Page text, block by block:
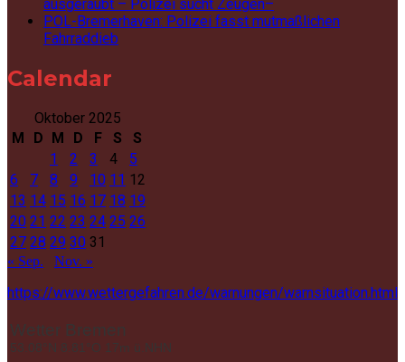
ausgeraubt – Polizei sucht Zeugen–
POL-Bremerhaven: Polizei fasst mutmaßlichen
Fahrraddieb
Calendar
Oktober 2025
M
D M D F S
S
1
2 3 4
5
6
7 8 9 10 11 12
13 14 15 16 17 18 19
20 21 22 23 24 25 26
27 28 29 30 31
« Sep. Nov. »
https://www.wettergefahren.de/warnungen/warnsituation.html